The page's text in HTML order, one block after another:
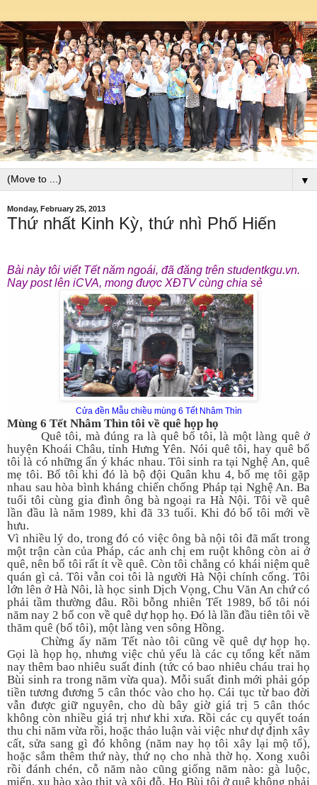
▼
Monday, February 25, 2013
Thứ nhất Kinh Kỳ, thứ nhì Phố Hiến
Bài này tôi viết Tết năm ngoái, đã đăng trên studentkgu.vn.
Nay post lên iCVA, mong được XĐTV cùng chia sẻ
Cửa đền Mẫu chiều mùng 6 Tết Nhâm Thìn
Mùng 6 Tết Nhâm Thìn tôi về quê họp họ
Quê tôi, mà đúng ra là quê bố tôi, là một làng quê ở
huyện Khoái Châu, tỉnh Hưng Yên. Nói quê tôi, hay quê bố
tôi là có những ẩn ý khác nhau. Tôi sinh ra tại Nghệ An, quê
mẹ tôi. Bố tôi khi đó là bộ đội Quân khu 4, bố mẹ tôi gặp
nhau sau hòa bình kháng chiến chống Pháp tại Nghệ An. Ba
tuổi tôi cùng gia đình ông bà ngoại ra Hà Nội. Tôi về quê
lần đầu là năm 1989, khi đã 33 tuổi. Khi đó bố tôi mới về
hưu.
Vì nhiều lý do, trong đó có việc ông bà nội tôi đã mất trong
một trận càn của Pháp, các anh chị em ruột không còn ai ở
quê, nên bố tôi rất ít về quê. Còn tôi chẳng có khái niệm quê
quán gì cả. Tôi vẫn coi tôi là người Hà Nội chính cống. Tôi
lớn lên ở Hà Nôi, là học sinh Dịch Vọng, Chu Văn An chứ có
phải tầm thường đâu. Rồi bỗng nhiên Tết 1989, bố tôi nói
năm nay 2 bố con về quê dự họp họ. Đó là lần đầu tiên tôi về
thăm quê (bố tôi), một làng ven sông Hồng.
Chừng ấy năm Tết nào tôi cũng về quê dự họp họ.
Gọi là họp họ, nhưng việc chủ yếu là các cụ tổng kết năm
nay thêm bao nhiêu suất đinh (tức có bao nhiêu cháu trai họ
Bùi sinh ra trong năm vừa qua). Mỗi suất đinh mới phải góp
tiền tương đương 5 cân thóc vào cho họ. Cái tục từ bao đời
vẫn được giữ nguyên, cho dù bây giờ giá trị 5 cân thóc
không còn nhiều giá trị như khi xưa. Rồi các cụ quyết toán
thu chi năm vừa rồi, hoặc thảo luận vài việc như dự định xây
cất, sửa sang gì đó không (năm nay họ tôi xây lại mộ tổ),
hoặc sắm thêm thứ này, thứ nọ cho nhà thờ họ. Xong xuôi
rồi đánh chén, cỗ năm nào cũng giống năm nào: gà luộc,
miến, xu hào xào thịt và xôi đỗ. Họ Bùi tôi ở quê không phải